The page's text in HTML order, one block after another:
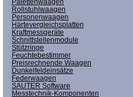
Rollstuhlwaagen
Personenwaagen
Härtevergleichsplatten
Kraftmessgeräte
Schnittstellenmodule
Stützringe
Feuchtebestimmer
Preisrechnende Waagen
Dunkelfeldeinsätze
Federwaagen
SAUTER Software
Messtechnik-Komponenten